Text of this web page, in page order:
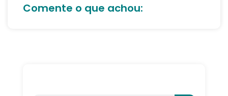
Comente o que achou: